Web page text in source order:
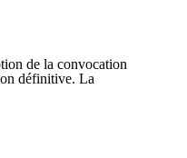
de la convocation
définitive. La